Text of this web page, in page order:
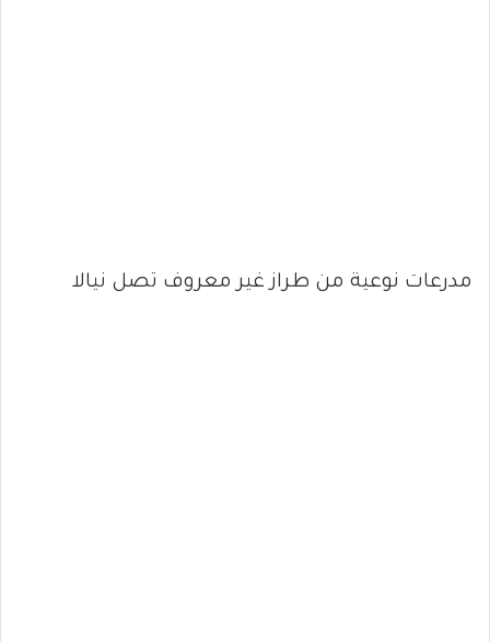
مدرعات نوعية من طراز غير معروف تصل نيالا